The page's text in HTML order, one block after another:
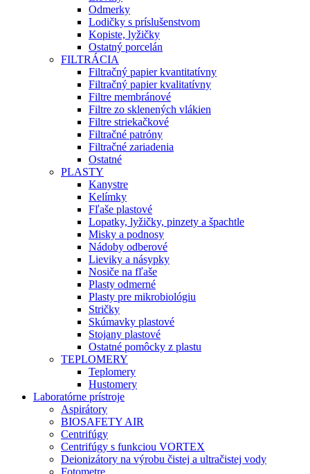
Odmerky
Lodičky s príslušenstvom
Kopiste, lyžičky
Ostatný porcelán
FILTRÁCIA
Filtračný papier kvantitatívny
Filtračný papier kvalitatívny
Filtre membránové
Filtre zo sklenených vlákien
Filtre striekačkové
Filtračné patróny
Filtračné zariadenia
Ostatné
PLASTY
Kanystre
Kelímky
Fľaše plastové
Lopatky, lyžičky, pinzety a špachtle
Misky a podnosy
Nádoby odberové
Lieviky a násypky
Nosiče na fľaše
Plasty odmerné
Plasty pre mikrobiológiu
Stričky
Skúmavky plastové
Stojany plastové
Ostatné pomôcky z plastu
TEPLOMERY
Teplomery
Hustomery
Laboratórne prístroje
Aspirátory
BIOSAFETY AIR
Centrifúgy
Centrifúgy s funkciou VORTEX
Deionizátory na výrobu čistej a ultračistej vody
Fotometre